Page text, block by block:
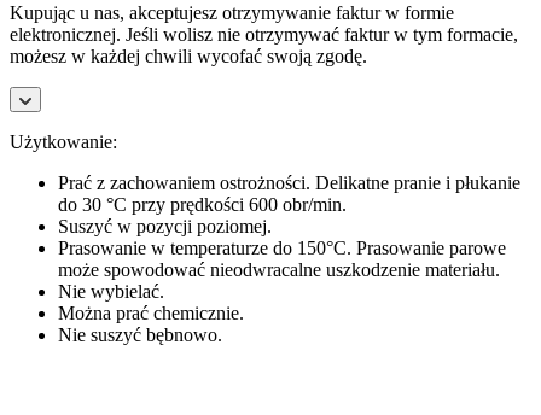
Kupując u nas, akceptujesz otrzymywanie faktur w formie
elektronicznej. Jeśli wolisz nie otrzymywać faktur w tym formacie,
możesz w każdej chwili wycofać swoją zgodę.
Użytkowanie:
Prać z zachowaniem ostrożności. Delikatne pranie i płukanie
do 30 °C przy prędkości 600 obr/min.
Suszyć w pozycji poziomej.
Prasowanie w temperaturze do 150°C. Prasowanie parowe
może spowodować nieodwracalne uszkodzenie materiału.
Nie wybielać.
Można prać chemicznie.
Nie suszyć bębnowo.